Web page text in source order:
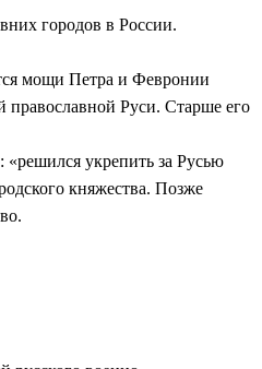
городов в России.
мощи Петра и Февронии
православной Руси. Старше его
«решился укрепить за Русью
княжества. Позже